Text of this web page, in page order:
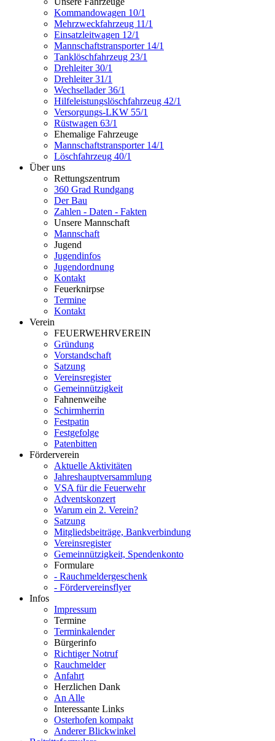
Kommandowagen 10/1
Mehrzweckfahrzeug 11/1
Einsatzleitwagen 12/1
Mannschaftstransporter 14/1
Tanklöschfahrzeug 23/1
Drehleiter 30/1
Drehleiter 31/1
Wechsellader 36/1
Hilfeleistungslöschfahrzeug 42/1
Versorgungs-LKW 55/1
Rüstwagen 63/1
Ehemalige Fahrzeuge
Mannschaftstransporter 14/1
Löschfahrzeug 40/1
Über uns
Rettungszentrum
360 Grad Rundgang
Der Bau
Zahlen - Daten - Fakten
Unsere Mannschaft
Mannschaft
Jugend
Jugendinfos
Jugendordnung
Kontakt
Feuerknirpse
Termine
Kontakt
Verein
FEUERWEHRVEREIN
Gründung
Vorstandschaft
Satzung
Vereinsregister
Gemeinnützigkeit
Fahnenweihe
Schirmherrin
Festpatin
Festgefolge
Patenbitten
Förderverein
Aktuelle Aktivitäten
Jahreshauptversammlung
VSA für die Feuerwehr
Adventskonzert
Warum ein 2. Verein?
Satzung
Mitgliedsbeiträge, Bankverbindung
Vereinsregister
Gemeinnützigkeit, Spendenkonto
Formulare
- Rauchmeldergeschenk
- Fördervereinsflyer
Infos
Impressum
Termine
Terminkalender
Bürgerinfo
Richtiger Notruf
Rauchmelder
Anfahrt
Herzlichen Dank
An Alle
Interessante Links
Osterhofen kompakt
Anderer Blickwinkel